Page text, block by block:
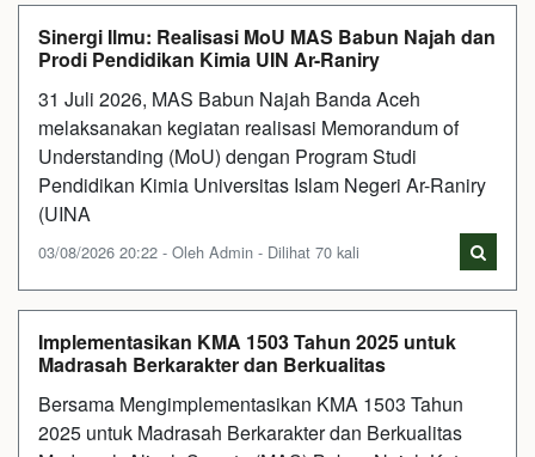
Sinergi Ilmu: Realisasi MoU MAS Babun Najah dan
Prodi Pendidikan Kimia UIN Ar-Raniry
31 Juli 2026, MAS Babun Najah Banda Aceh
melaksanakan kegiatan realisasi Memorandum of
Understanding (MoU) dengan Program Studi
Pendidikan Kimia Universitas Islam Negeri Ar-Raniry
(UINA
03/08/2026 20:22 - Oleh Admin - Dilihat 70 kali
Implementasikan KMA 1503 Tahun 2025 untuk
Madrasah Berkarakter dan Berkualitas
Bersama Mengimplementasikan KMA 1503 Tahun
2025 untuk Madrasah Berkarakter dan Berkualitas